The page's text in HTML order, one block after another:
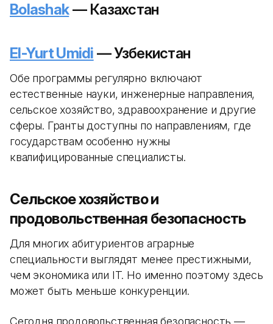
Bolashak— Казахстан
El-Yurt Umidi — Узбекистан
Обе программы регулярно включают
естественные науки, инженерные направления,
сельское хозяйство, здравоохранение и другие
сферы. Гранты доступны по направлениям, где
государствам особенно нужны
квалифицированные специалисты.
Сельское хозяйство и
продовольственная безопасность
Для многих абитуриентов аграрные
специальности выглядят менее престижными,
чем экономика или IT. Но именно поэтому здесь
может быть меньше конкуренции.
Сегодня продовольственная безопасность —